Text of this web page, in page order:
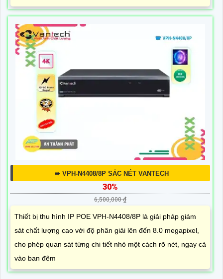
➠ VPH-N4408/8P SẮC NÉT VANTECH
30%
6,500,000 ₫
Thiết bị thu hình IP POE VPH-N4408/8P là giải pháp giám
sát chất lượng cao với độ phân giải lên đến 8.0 megapixel,
cho phép quan sát từng chi tiết nhỏ một cách rõ nét, ngay cả
vào ban đêm